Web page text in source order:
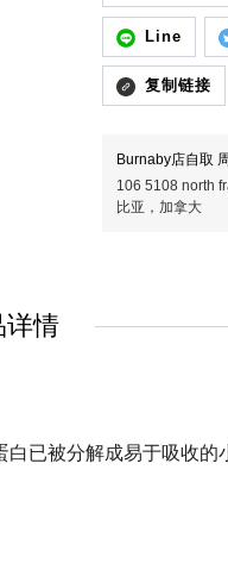
Line
复制链接
Burnaby店自取
106 5108 north
比亚，加拿大
详情
已被分解成易于吸收的